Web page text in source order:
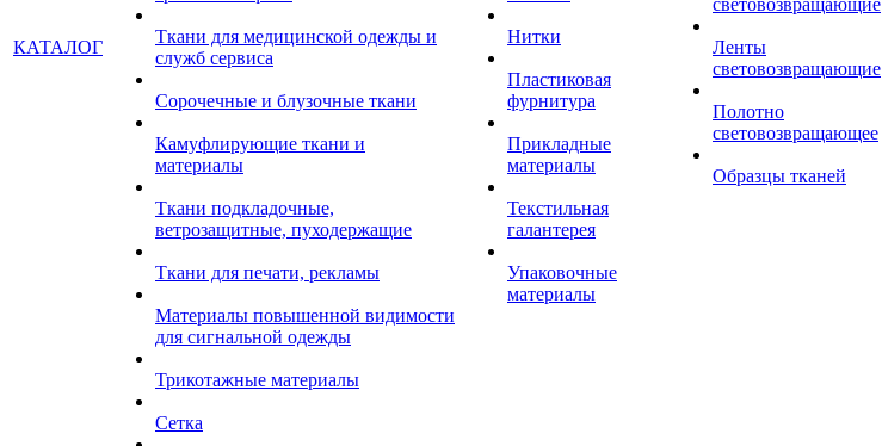
КАТАЛОГ
Ткани для медицинской одежды и
служб сервиса
Сорочечные и блузочные ткани
Камуфлирующие ткани и
материалы
Ткани подкладочные,
ветрозащитные, пуходержащие
Ткани для печати, рекламы
Материалы повышенной видимости
для сигнальной одежды
Трикотажные материалы
Сетка
Нитки
Пластиковая
фурнитура
Прикладные
материалы
Текстильная
галантерея
Упаковочные
материалы
световозвращающие
Ленты
световозвращающие
Полотно
световозвращающее
Образцы тканей